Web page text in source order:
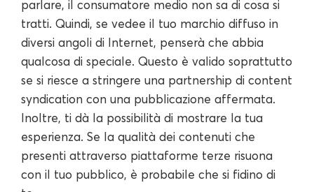
parlare, il consumatore medio non sa di cosa si
tratti. Quindi, se vedee il tuo marchio diffuso in
diversi angoli di Internet, penserà che abbia
qualcosa di speciale. Questo è valido soprattutto
se si riesce a stringere una partnership di content
syndication con una pubblicazione affermata.
Inoltre, ti dà la possibilità di mostrare la tua
esperienza. Se la qualità dei contenuti che
presenti attraverso piattaforme terze risuona
con il tuo pubblico, è probabile che si fidino di